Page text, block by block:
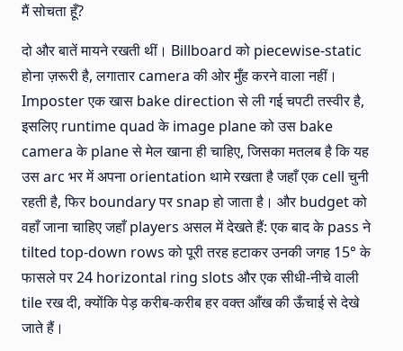
मैं सोचता हूँ?
दो और बातें मायने रखती थीं। Billboard को piecewise-static
होना ज़रूरी है, लगातार camera की ओर मुँह करने वाला नहीं।
Imposter एक खास bake direction से ली गई चपटी तस्वीर है,
इसलिए runtime quad के image plane को उस bake
camera के plane से मेल खाना ही चाहिए, जिसका मतलब है कि यह
उस arc भर में अपना orientation थामे रखता है जहाँ एक cell चुनी
रहती है, फिर boundary पर snap हो जाता है। और budget को
वहाँ जाना चाहिए जहाँ players असल में देखते हैं: एक बाद के pass ने
tilted top-down rows को पूरी तरह हटाकर उनकी जगह 15° के
फासले पर 24 horizontal ring slots और एक सीधी-नीचे वाली
tile रख दी, क्योंकि पेड़ करीब-करीब हर वक्त आँख की ऊँचाई से देखे
जाते हैं।